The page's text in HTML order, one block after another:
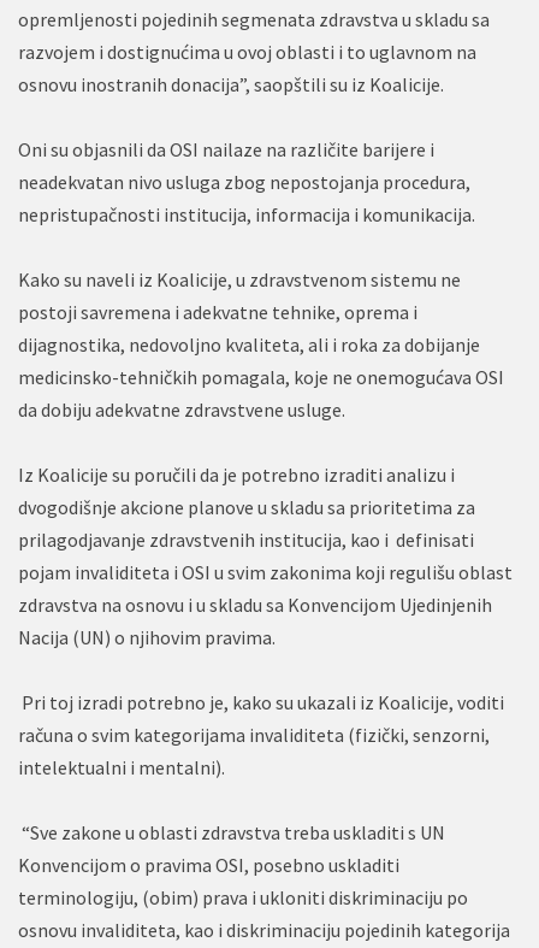
opremljenosti pojedinih segmenata zdravstva u skladu sa
razvojem i dostignućima u ovoj oblasti i to uglavnom na
osnovu inostranih donacija”, saopštili su iz Koalicije.
Oni su objasnili da OSI nailaze na različite barijere i
neadekvatan nivo usluga zbog nepostojanja procedura,
nepristupačnosti institucija, informacija i komunikacija.
Kako su naveli iz Koalicije, u zdravstvenom sistemu ne
postoji savremena i adekvatne tehnike, oprema i
dijagnostika, nedovoljno kvaliteta, ali i roka za dobijanje
medicinsko-tehničkih pomagala, koje ne onemogućava OSI
da dobiju adekvatne zdravstvene usluge.
Iz Koalicije su poručili da je potrebno izraditi analizu i
dvogodišnje akcione planove u skladu sa prioritetima za
prilagodjavanje zdravstvenih institucija, kao i definisati
pojam invaliditeta i OSI u svim zakonima koji regulišu oblast
zdravstva na osnovu i u skladu sa Konvencijom Ujedinjenih
Nacija (UN) o njihovim pravima.
Pri toj izradi potrebno je, kako su ukazali iz Koalicije, voditi
računa o svim kategorijama invaliditeta (fizički, senzorni,
intelektualni i mentalni).
“Sve zakone u oblasti zdravstva treba uskladiti s UN
Konvencijom o pravima OSI, posebno uskladiti
terminologiju, (obim) prava i ukloniti diskriminaciju po
osnovu invaliditeta, kao i diskriminaciju pojedinih kategorija